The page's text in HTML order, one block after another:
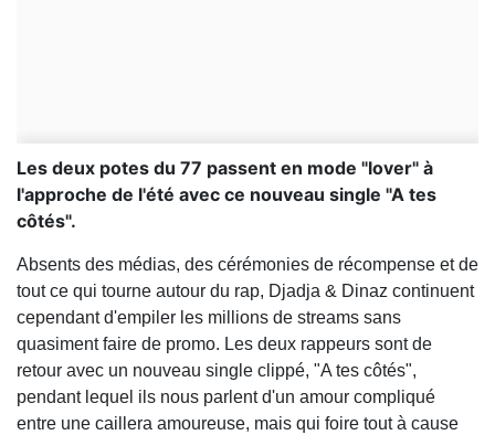
Les deux potes du 77 passent en mode "lover" à
l'approche de l'été avec ce nouveau single "A tes
côtés".
Absents des médias, des cérémonies de récompense et de
tout ce qui tourne autour du rap, Djadja & Dinaz continuent
cependant d'empiler les millions de streams sans
quasiment faire de promo. Les deux rappeurs sont de
retour avec un nouveau single clippé, "A tes côtés",
pendant lequel ils nous parlent d'un amour compliqué
entre une caillera amoureuse, mais qui foire tout à cause